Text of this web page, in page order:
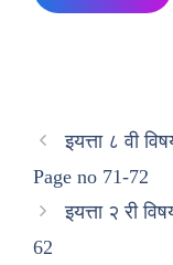
इयत्ता ८ वी
Page no 71-72
इयत्ता २ री
62